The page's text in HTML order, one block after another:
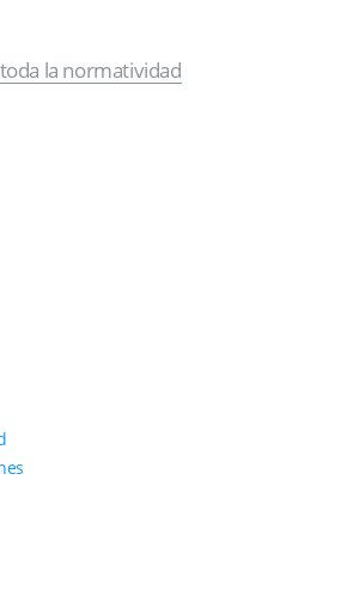
la normatividad